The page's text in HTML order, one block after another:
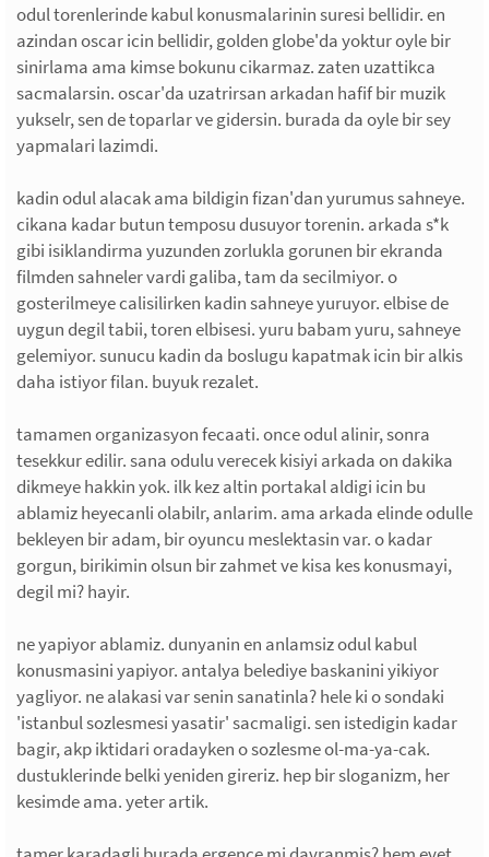
odul torenlerinde kabul konusmalarinin suresi bellidir. en
azindan oscar icin bellidir, golden globe'da yoktur oyle bir
sinirlama ama kimse bokunu cikarmaz. zaten uzattikca
sacmalarsin. oscar'da uzatrirsan arkadan hafif bir muzik
yukselr, sen de toparlar ve gidersin. burada da oyle bir sey
yapmalari lazimdi.
kadin odul alacak ama bildigin fizan'dan yurumus sahneye.
cikana kadar butun temposu dusuyor torenin. arkada s*k
gibi isiklandirma yuzunden zorlukla gorunen bir ekranda
filmden sahneler vardi galiba, tam da secilmiyor. o
gosterilmeye calisilirken kadin sahneye yuruyor. elbise de
uygun degil tabii, toren elbisesi. yuru babam yuru, sahneye
gelemiyor. sunucu kadin da boslugu kapatmak icin bir alkis
daha istiyor filan. buyuk rezalet.
tamamen organizasyon fecaati. once odul alinir, sonra
tesekkur edilir. sana odulu verecek kisiyi arkada on dakika
dikmeye hakkin yok. ilk kez altin portakal aldigi icin bu
ablamiz heyecanli olabilr, anlarim. ama arkada elinde odulle
bekleyen bir adam, bir oyuncu meslektasin var. o kadar
gorgun, birikimin olsun bir zahmet ve kisa kes konusmayi,
degil mi? hayir.
ne yapiyor ablamiz. dunyanin en anlamsiz odul kabul
konusmasini yapiyor. antalya belediye baskanini yikiyor
yagliyor. ne alakasi var senin sanatinla? hele ki o sondaki
'istanbul sozlesmesi yasatir' sacmaligi. sen istedigin kadar
bagir, akp iktidari oradayken o sozlesme ol-ma-ya-cak.
dustuklerinde belki yeniden gireriz. hep bir sloganizm, her
kesimde ama. yeter artik.